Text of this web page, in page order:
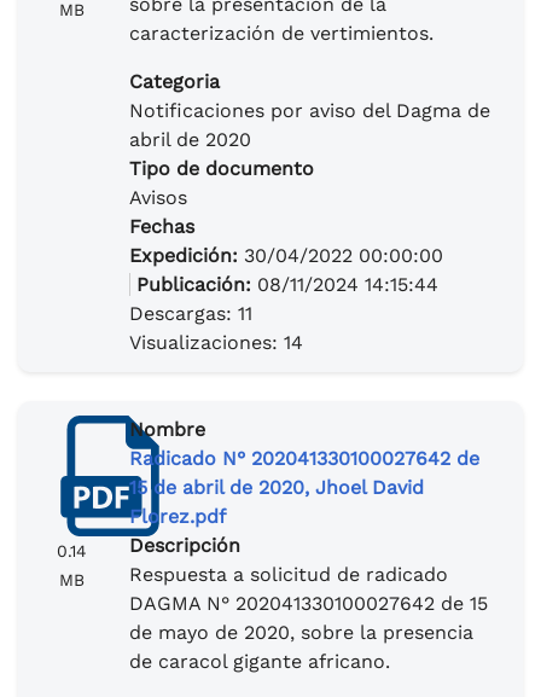
MB
caracterización de vertimientos.
Categoria
Notificaciones por aviso del Dagma de
abril de 2020
Tipo de documento
Avisos
Fechas
Expedición: 30/04/2022 00:00:00
Publicación: 08/11/2024 14:15:44
Descargas: 11
Visualizaciones: 14
0.14
MB
Nombre
Radicado N° 202041330100027642 de
15 de abril de 2020, Jhoel David
Florez.pdf
Descripción
Respuesta a solicitud de radicado
DAGMA N° 202041330100027642 de 15
de mayo de 2020, sobre la presencia
de caracol gigante africano.